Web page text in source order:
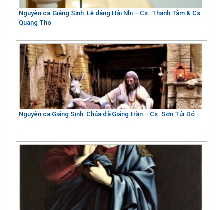
Nguyện ca Giáng Sinh: Lễ dâng Hài Nhi – Cs. Thanh Tâm & Cs.
Quang Thọ
Nguyện ca Giáng Sinh: Chúa đã Giáng trần – Cs. Sơn Túi Đỏ